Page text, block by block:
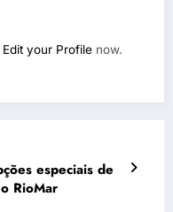
Edit your Profile now.
especiais de
RioMar